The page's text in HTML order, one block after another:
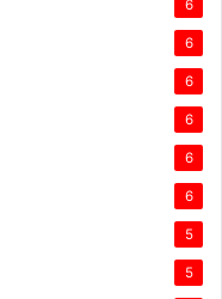
6
6
6
6
6
6
5
5